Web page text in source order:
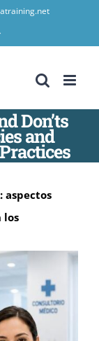
Don’ts
and
aspectos
los